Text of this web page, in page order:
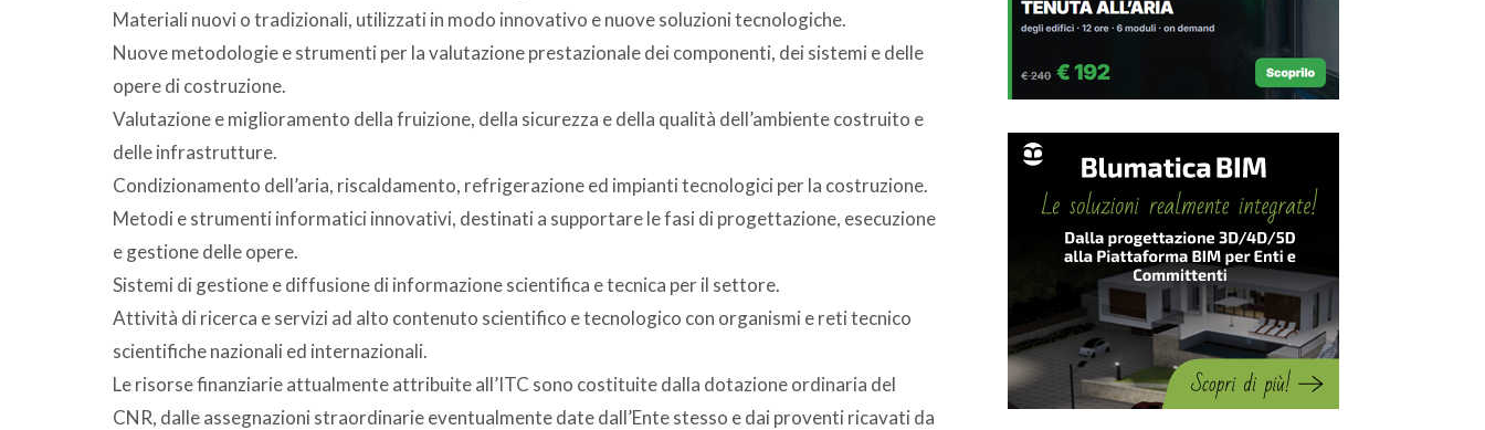
Materiali nuovi o tradizionali, utilizzati in modo innovativo e nuove soluzioni tecnologiche.
Nuove metodologie e strumenti per la valutazione prestazionale dei componenti, dei sistemi e delle
opere di costruzione.
Valutazione e miglioramento della fruizione, della sicurezza e della qualità dell’ambiente costruito e
delle infrastrutture.
Condizionamento dell’aria, riscaldamento, refrigerazione ed impianti tecnologici per la costruzione.
Metodi e strumenti informatici innovativi, destinati a supportare le fasi di progettazione, esecuzione
e gestione delle opere.
Sistemi di gestione e diffusione di informazione scientifica e tecnica per il settore.
Attività di ricerca e servizi ad alto contenuto scientifico e tecnologico con organismi e reti tecnico
scientifiche nazionali ed internazionali.
Le risorse finanziarie attualmente attribuite all’ITC sono costituite dalla dotazione ordinaria del
CNR, dalle assegnazioni straordinarie eventualmente date dall’Ente stesso e dai proventi ricavati da